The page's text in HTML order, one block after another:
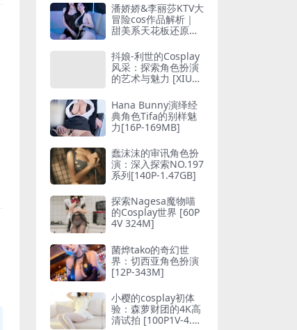
潘娇娇&李丽莎KTV大
冒险cos作品解析｜
甜美系天花板还原名
抖娘-利世的Cosplay
风采：探索角色扮演
的艺术与魅力 [XIURE
0 NO.4897 [73P-630
MB]
Hana Bunny演绎经
典角色Tifa的别样魅
力[16P-169MB]
蠢沫沫的审讯角色扮
演：深入探索NO.197
系列[140P-1.47GB]
探索Nagesa魔物喵
的Cosplay世界 [60P
4V 324M]
菌烨tako的奇幻世
界：切西亚角色扮演
[12P-343M]
小樱的cosplay初体
验：森萝财团的4K高
清试拍 [100P1V-4.7